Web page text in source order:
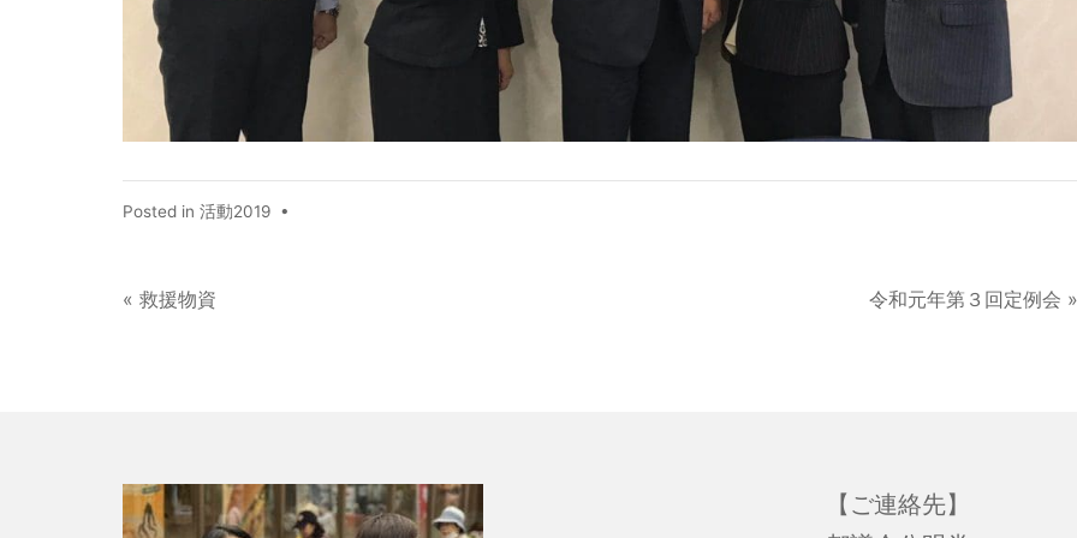
Posted in 活動2019 •
令和元年第３回定例会 »
« 救援物資
【ご連絡先】